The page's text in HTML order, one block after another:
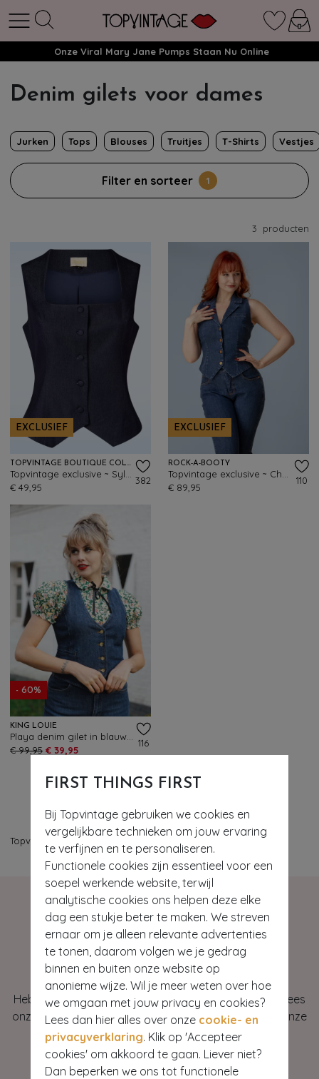
FIRST THINGS FIRST
Bij Topvintage gebruiken we cookies en
vergelijkbare technieken om jouw ervaring
te verfijnen en te personaliseren.
Functionele cookies zijn essentieel voor een
soepel werkende website, terwijl
analytische cookies ons helpen deze elke
dag een stukje beter te maken. We streven
ernaar om je alleen relevante advertenties
te tonen, daarom volgen we je gedrag
binnen en buiten onze website op
anonieme wijze. Wil je meer weten over hoe
we omgaan met jouw privacy en cookies?
Lees dan hier alles over onze cookie- en
privacyverklaring. Klik op 'Accepteer
cookies' om akkoord te gaan. Liever niet?
Dan beperken we ons tot functionele
Onze Viral Mary Jane Pumps Staan Nu Online
Denim gilets voor dames
Jurken Tops Blouses Truitjes T-Shirts Vestjes
Filter en sorteer 1
3 producten
EXCLUSIEF
TOPVINTAGE BOUTIQUE COLLECTION
€ 49,95
382
EXCLUSIEF
ROCK-A-BOOTY
€ 89,95
110
- 60%
KING LOUIE
€ 99,95 € 39,95
116
Topvintage > Kleding
Hey gorgeous
Heb je vragen of heb je hulp nodig bij je bestelling? Lees
onze veelgestelde vragen of neem contact op met onze
klantenservice. Wij helpen je graag!
WE ZIJN NU OPEN